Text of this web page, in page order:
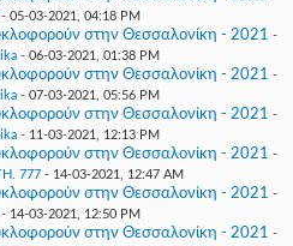
05-03-2021, 04:18 PM
στην Θεσσαλονίκη - 2021 -
- 06-03-2021, 01:38 PM
στην Θεσσαλονίκη - 2021 -
- 07-03-2021, 05:56 PM
στην Θεσσαλονίκη - 2021 -
- 11-03-2021, 12:13 PM
στην Θεσσαλονίκη - 2021 -
777- 14-03-2021, 12:47 AM
στην Θεσσαλονίκη - 2021 -
14-03-2021, 12:50 PM
στην Θεσσαλονίκη - 2021 -